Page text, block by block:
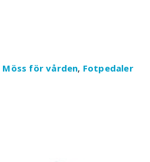
Möss för vården, Fotpedaler